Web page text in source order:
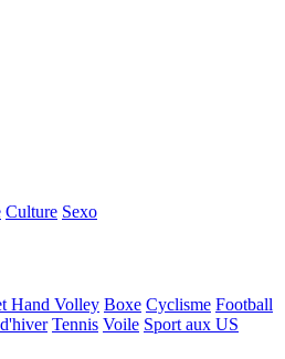
Culture Sexo
Hand Volley Boxe Cyclisme Football
Tennis Voile Sport aux US